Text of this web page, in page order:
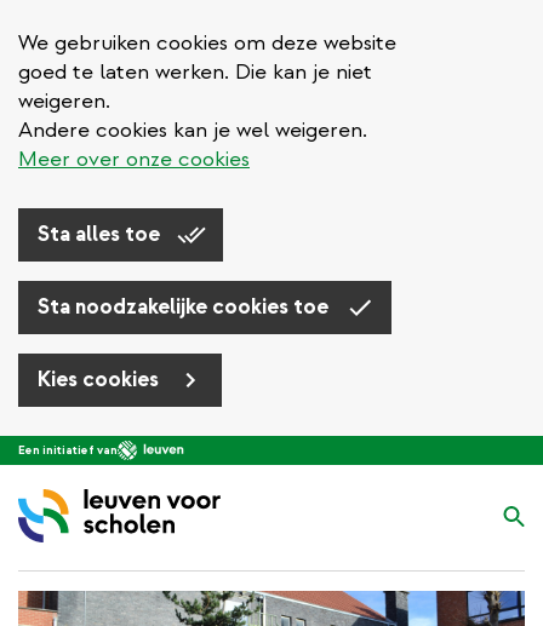
We gebruiken cookies om deze website
goed te laten werken. Die kan je niet
weigeren.
Andere cookies kan je wel weigeren.
Meer over onze cookies
Sta alles toe
Sta noodzakelijke cookies toe
Kies cookies
Overslaan
naar
de
inhoud
gaan
Een initiatief van